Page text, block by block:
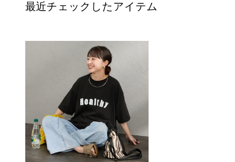
最近チェックしたアイテム